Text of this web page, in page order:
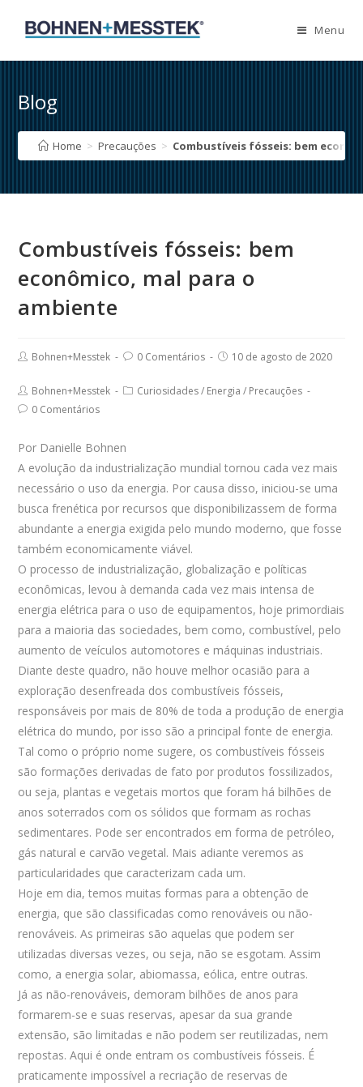
Menu
Blog
Home > Precauções > Combustíveis fósseis: bem
Combustíveis fósseis: bem
econômico, mal para o
ambiente
PostBohnen+Messtek
Post0 Comentários
Post10 de agosto de 2020
Post
author:
Bohnen+Messtek
PostCuriosidades / Energia / Precauções
Post0 Comentários
Por Danielle Bohnen
A evolução da industrialização mundial tornou cada vez mais
necessário o uso da energia. Por causa disso, iniciou-se uma
busca frenética por recursos que disponibilizassem de forma
abundante a energia exigida pelo mundo moderno, que fosse
também economicamente viável.
O processo de industrialização, globalização e políticas
econômicas, levou à demanda cada vez mais intensa de
energia elétrica para o uso de equipamentos, hoje primordiais
para a maioria das sociedades, bem como, combustível, pelo
aumento de veículos automotores e máquinas industriais.
Diante deste quadro, não houve melhor ocasião para a
exploração desenfreada dos combustíveis fósseis,
responsáveis por mais de 80% de toda a produção de energia
elétrica do mundo, por isso são a principal fonte de energia.
Tal como o próprio nome sugere, os combustíveis fósseis
são formações derivadas de fato por produtos fossilizados,
ou seja, plantas e vegetais mortos que foram há bilhões de
anos soterrados com os sólidos que formam as rochas
sedimentares. Pode ser encontrados em forma de petróleo,
gás natural e carvão vegetal. Mais adiante veremos as
particularidades que caracterizam cada um.
Hoje em dia, temos muitas formas para a obtenção de
energia, que são classificadas como renováveis ou não-
renováveis. As primeiras são aquelas que podem ser
utilizadas diversas vezes, ou seja, não se esgotam. Assim
como, a energia solar, abiomassa, eólica, entre outras.
Já as não-renováveis, demoram bilhões de anos para
formarem-se e suas reservas, apesar da sua grande
extensão, são limitadas e não podem ser reutilizadas, nem
repostas. Aqui é onde entram os combustíveis fósseis. É
praticamente impossível a recriação de reservas de